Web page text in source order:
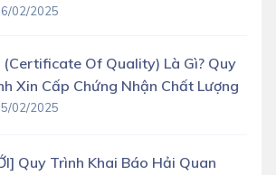
02/2025
(Certificate Of Quality) Là Gì? Quy
Xin Cấp Chứng Nhận Chất Lượng
02/2025
Quy Trình Khai Báo Hải Quan